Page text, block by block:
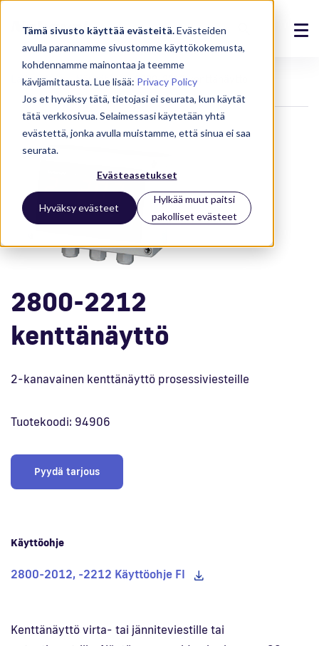
Tämä sivusto käyttää evästeitä.Evästeiden
avulla parannamme sivustomme käyttökokemusta,
kohdennamme mainontaa ja teemme
kävijämittausta. Lue lisää: Privacy Policy
Jos et hyväksy tätä, tietojasi ei seurata, kun käytät
tätä verkkosivua. Selaimessasi käytetään yhtä
evästettä, jonka avulla muistamme, että sinua ei saa
seurata.
Evästeasetukset
Hyväksy evästeet
Hylkää muut paitsi
pakolliset evästeet
Ratkaisut
Tuotteet
Referenssit
Ajankohtaista
Meistä
Ota yhteyttä
En
Laitteet Näytöt 2800-2212 kenttänäyttö
2800-2212
kenttänäyttö
2-kanavainen kenttänäyttö prosessiviesteille
Tuotekoodi: 94906
Pyydä tarjous
Käyttöohje
2800-2012, -2212 Käyttöohje FI
Kenttänäyttö virta- tai jänniteviestille tai